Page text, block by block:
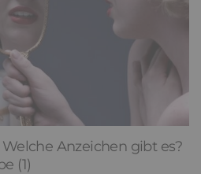
Anzeichen gibt es?
(1)